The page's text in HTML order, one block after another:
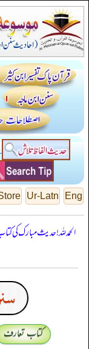
Eng
Ur-Latn
الحمدللہ! حدیث مبارک کی
کتاب تعارف